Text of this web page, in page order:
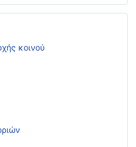
κοινού